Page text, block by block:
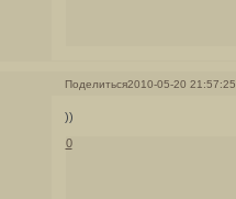
Поделиться2010-05-20 21:57:25
))
0